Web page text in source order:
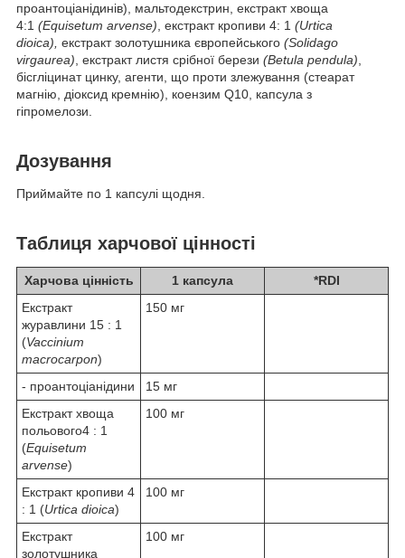
проантоціанідинів), мальтодекстрин, екстракт хвоща
4:1 (Equisetum arvense) , екстракт кропиви 4: 1 (Urtica
dioica), екстракт золотушника європейського (Solidago
virgaurea) , екстракт листя срібної берези (Betula pendula)
бісгліцинат цинку, агенти, що проти злежування (стеарат
магнію, діоксид кремнію), коензим Q10, капсула з
гіпромелози.
Дозування
Приймайте по 1 капсулі щодня.
Таблиця харчової цінності
Харчова цінність 1 капсула
*RDI
Екстракт
журавлини 15 : 1
(Vaccinium
macrocarpon)
150 мг
- проантоціанідини
15 мг
Екстракт хвоща
польового4 : 1
(Equisetum
arvense)
100 мг
Екстракт кропиви 4
: 1 (Urtica dioica)
100 мг
Екстракт
золотушника
100 мг